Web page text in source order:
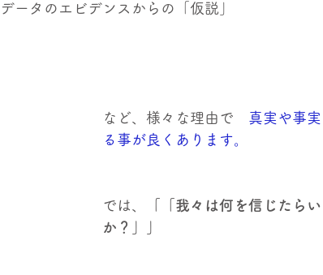
ータのエビデンスからの「仮説」
など、様々な理由で 真実や事
る事が良くあります。
では、
「「我々は何を信じたら
か？」」